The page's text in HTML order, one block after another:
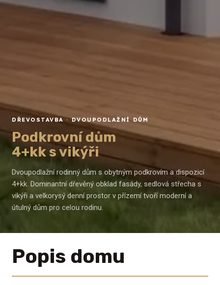
DŘEVOSTAVBA · DVOUPODLAŽNÍ DŮM
Podkrovní dům
4+kk s vikýři
Dvoupodlažní rodinný dům s obytným podkrovím a dispozicí
4+kk. Dominantní dřevěný obklad fasády, sedlová střecha s
vikýři a velkorysý denní prostor v přízemí tvoří moderní a
útulný dům pro celou rodinu.
Popis domu